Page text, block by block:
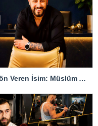
Vizyonu ve Başarılarıyla Sektöre Yön Veren İsim: Müslüm Arslanoğlu